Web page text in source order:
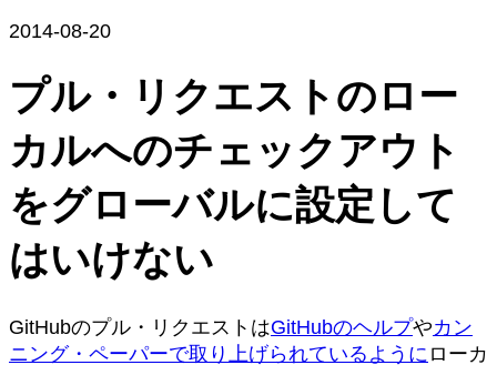
2014-08-20
プル・リクエストのロー
カルへのチェックアウト
をグローバルに設定して
はいけない
GitHubのプル・リクエストはGitHubのヘルプやカン
ニング・ペーパーで取り上げられているように ローカ